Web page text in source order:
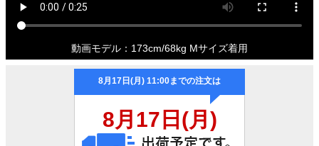
動画モデル：173cm/68kg Mサイズ着用